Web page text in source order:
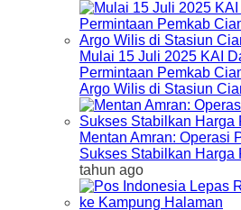
Mulai 15 Juli 2025 KAI
Permintaan Pemkab
Argo Wilis di Stasiun
Mentan Amran: Operasi
Sukses Stabilkan Harga
tahun ago